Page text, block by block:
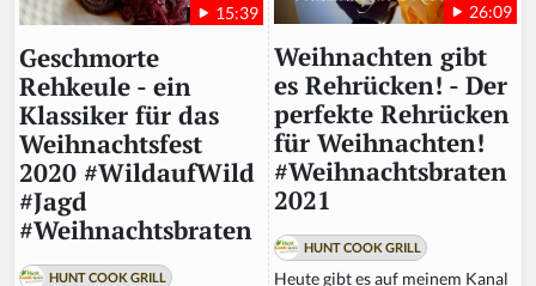
15:39
Geschmorte
Rehkeule - ein
Klassiker für das
Weihnachtsfest
2020 #WildaufWild
#Jagd
#Weihnachtsbraten
HUNT COOK GRILL
26:09
Weihnachten gibt
es Rehrücken! - Der
perfekte Rehrücken
für Weihnachten!
#Weihnachtsbraten
2021
HUNT COOK GRILL
Heute gibt es auf meinem Kanal